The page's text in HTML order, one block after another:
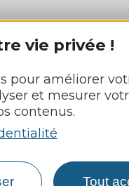
vie privée !
pour améliorer
et mesurer
contenus.
Tout
Découvrir
Vie
Vie locale